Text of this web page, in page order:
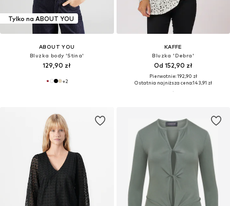
Tylko na ABOUT YOU
ABOUT YOU
Bluzka body 'Stina'
129,90 zł
+2
KAFFE
Bluzka 'Debra'
Od 152,90 zł
Pierwotnie: 192,90 zł
Ostatnia najniższa cena:143,91 zł